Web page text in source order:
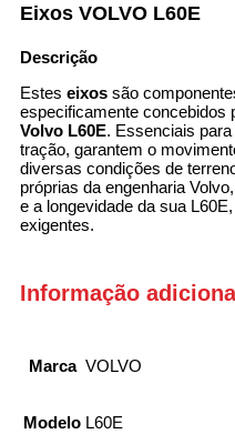
Eixos VOLVO L60E
Descrição
Estes eixos são
especificamente concebidos
Volvo L60E. Essenciais
tração, garantem o
diversas condições de
próprias da engenharia
e a longevidade da sua
exigentes.
Informação
Marca VOLVO
Modelo L60E